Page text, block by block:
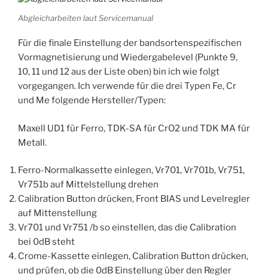
Abgleicharbeiten laut Servicemanual
Für die finale Einstellung der bandsortenspezifischen
Vormagnetisierung und Wiedergabelevel (Punkte 9,
10, 11 und 12 aus der Liste oben) bin ich wie folgt
vorgegangen. Ich verwende für die drei Typen Fe, Cr
und Me folgende Hersteller/Typen:
Maxell UD1 für Ferro, TDK-SA für CrO2 und TDK MA für
Metall.
Ferro-Normalkassette einlegen, Vr701, Vr701b, Vr751,
Vr751b auf Mittelstellung drehen
Calibration Button drücken, Front BIAS und Levelregler
auf Mittenstellung
Vr701 und Vr751 /b so einstellen, das die Calibration
bei 0dB steht
Crome-Kassette einlegen, Calibration Button drücken,
und prüfen, ob die 0dB Einstellung über den Regler